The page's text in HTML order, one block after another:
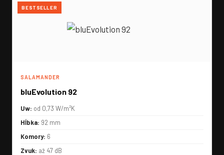
BESTSELLER
SALAMANDER
bluEvolution 92
Uw: od 0,73 W/m²K
Hĺbka: 92 mm
Komory: 6
Zvuk: až 47 dB